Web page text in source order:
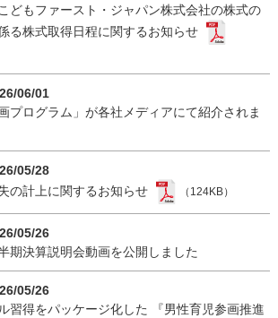
どもファースト・ジャパン株式会社の株式の
る株式取得日程に関するお知らせ
06/01
プログラム」が各社メディアにて紹介されま
05/28
の計上に関するお知らせ
（124KB）
05/26
期決算説明会動画を公開しました
05/26
習得をパッケージ化した 『男性育児参画推進